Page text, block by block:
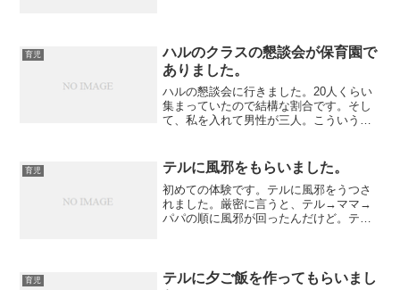
...
育児
ハルのクラスの懇談会が保育園で
ありました。
ハルの懇談会に行きました。20人くらい
集まっていたので結構な割合です。そし
て、私を入れて男性が三人。こういうの
なか育児の意見交換は行えません。送り
迎えが同一時間帯の人な...
育児 テルに風邪をもらいました。
初めての体験です。テルに風邪をうつさ
れました。厳密に言うと、テル→ママ→
パパの順に風邪が回ったんだけど。テル
ります。比較的軽い風邪だ...
育児
テルに夕ご飯を作ってもらいまし